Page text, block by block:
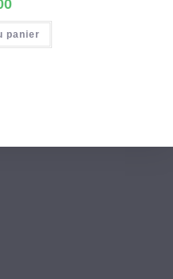
panier